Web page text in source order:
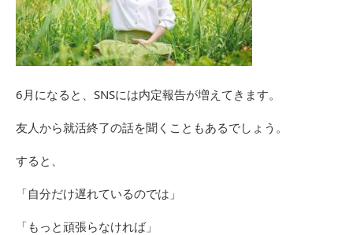
6月になると、SNSには内定報告が増えてきます。
友人から就活終了の話を聞くこともあるでしょう。
すると、
「自分だけ遅れているのでは」
「もっと頑張らなければ」